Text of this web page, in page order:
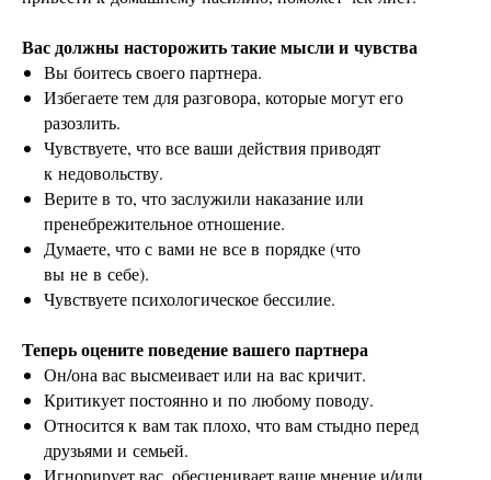
Вас должны насторожить такие мысли и чувства
Вы боитесь своего партнера.
Избегаете тем для разговора, которые могут его
разозлить.
Чувствуете, что все ваши действия приводят
к недовольству.
Верите в то, что заслужили наказание или
пренебрежительное отношение.
Думаете, что с вами не все в порядке (что
вы не в себе).
Чувствуете психологическое бессилие.
Теперь оцените поведение вашего партнера
Он/она вас высмеивает или на вас кричит.
Критикует постоянно и по любому поводу.
Относится к вам так плохо, что вам стыдно перед
друзьями и семьей.